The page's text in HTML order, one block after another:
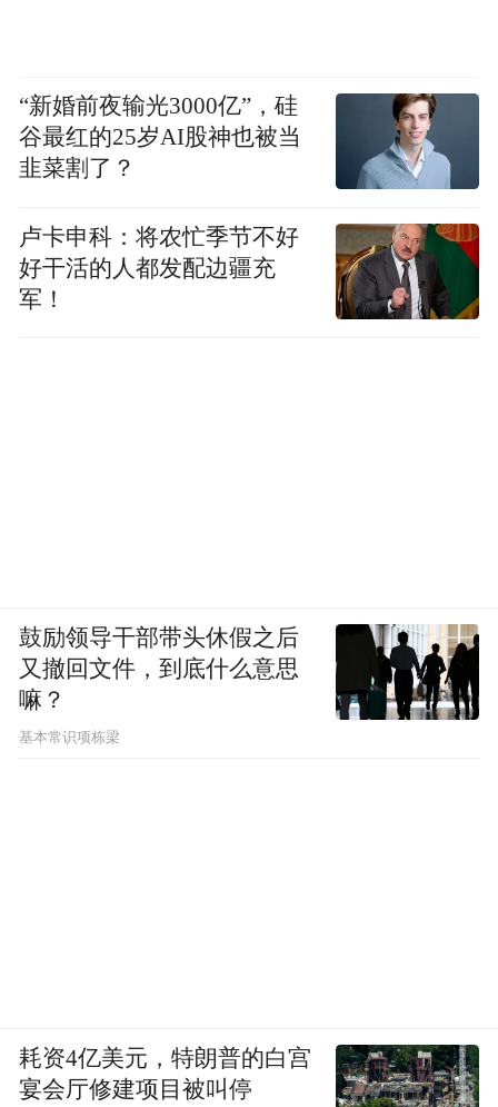
“新婚前夜输光3000亿”，硅
谷最红的25岁AI股神也被当
韭菜割了？
卢卡申科：将农忙季节不好
好干活的人都发配边疆充
军！
鼓励领导干部带头休假之后
又撤回文件，到底什么意思
嘛？
基本常识项栋梁
耗资4亿美元，特朗普的白宫
宴会厅修建项目被叫停